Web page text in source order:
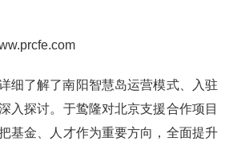
细了解了南阳智慧岛运营模式、入驻
入探讨。于鸷隆对北京支援合作项目
基金、人才作为重要方向，全面提升